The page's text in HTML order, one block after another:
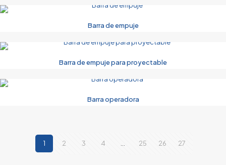
Barra de empuje
Barra de empuje para proyectable
Barra operadora
1 2 3 4 25 26 27